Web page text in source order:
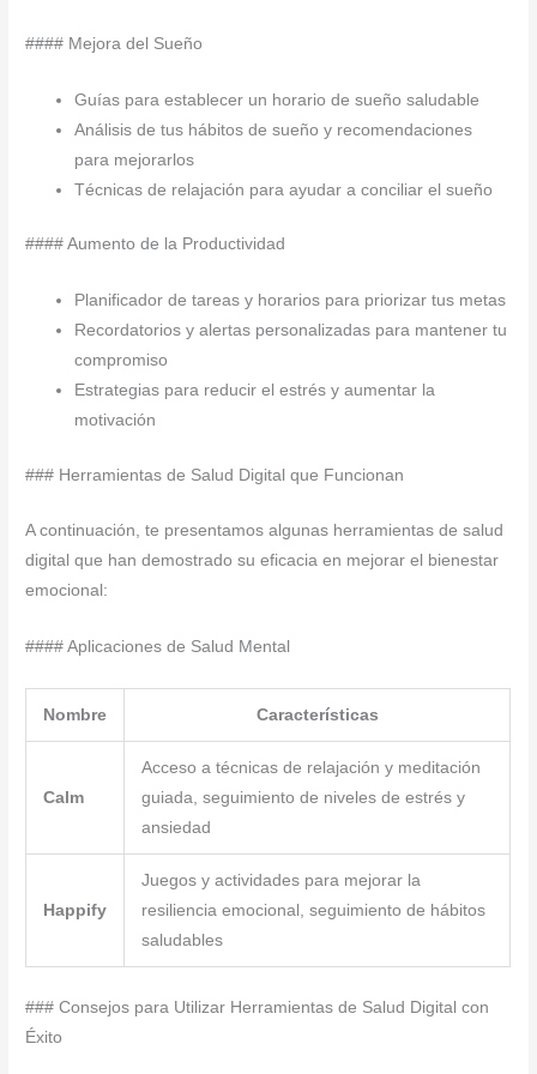
#### Mejora del Sueño
Guías para establecer un horario de sueño saludable
Análisis de tus hábitos de sueño y recomendaciones
para mejorarlos
Técnicas de relajación para ayudar a conciliar el sueño
#### Aumento de la Productividad
Planificador de tareas y horarios para priorizar tus metas
Recordatorios y alertas personalizadas para mantener tu
compromiso
Estrategias para reducir el estrés y aumentar la
motivación
### Herramientas de Salud Digital que Funcionan
A continuación, te presentamos algunas herramientas de salud
digital que han demostrado su eficacia en mejorar el bienestar
emocional:
#### Aplicaciones de Salud Mental
Nombre Características
Calm
Acceso a técnicas de relajación y meditación
guiada, seguimiento de niveles de estrés y
ansiedad
Happify
Juegos y actividades para mejorar la
resiliencia emocional, seguimiento de hábitos
saludables
### Consejos para Utilizar Herramientas de Salud Digital con
Éxito